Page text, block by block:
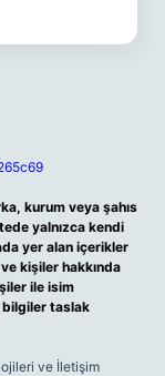
kurum veya şahıs
yalnızca kendi
yer alan içerikler
kişiler hakkında
ile isim
taslak
ve İletişim